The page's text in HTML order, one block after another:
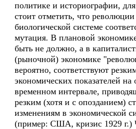
политике и историографии, для
стоит отметить, что революции
биологической системе
мутация. В плановой
быть не должно, а в
(рыночной) экономике
вероятно, соответствуют
экономических показателей на
временном интервале,
резким (хотя и с опозданием)
изменениям в экономической
(пример: США, кризис 1929 г.)